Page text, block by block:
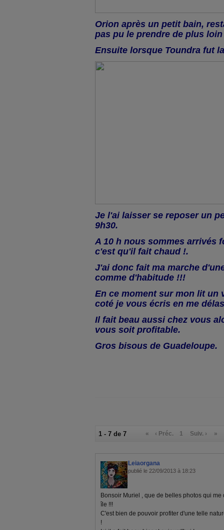
Orion après un petit bain,
pas pu le prendre de plus
Ensuite lorsque Toundra fut
Je l'ai laisser se reposer un
9h30.
A 10 h nous sommes arrivés
c'est qu'il fait chaud !.
J'ai donc fait ma marche
comme d'habitude !!!
En ce moment sur mon lit un
coté je vous écris en me
Il fait beau aussi chez vous
vous soit profitable.
Gros bisous de Guadeloupe.
1 - 7 de 7 « ‹ Préc. 1 Suiv. › »
Leiaorgana
publié le 22/09/2013 à 18:23
Bonsoir Muriel , que de belles photos qui
île !!!
C'est bien de pouvoir profiter d'une telle
!